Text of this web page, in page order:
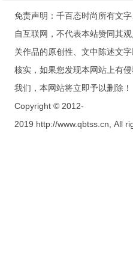
免责声明：千百态时尚所有文
自互联网，不代表本站赞同其
关作品的原创性、文中陈述文
核实，如果您发现本网站上有
我们，本网站将立即予以删除！
Copyright © 2012-
2019 http://www.qbtss.cn, All